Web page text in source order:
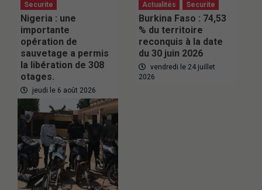
Securite
Nigeria : une
importante
opération de
sauvetage a permis
la libération de 308
otages.
jeudi le 6 août 2026
Actualités Securite
Burkina Faso : 74,53
% du territoire
reconquis à la date
du 30 juin 2026
vendredi le 24 juillet
2026